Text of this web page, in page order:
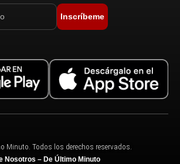
Inscríbeme
Minuto. Todos los derechos reservados.
Nosotros – De Último Minuto